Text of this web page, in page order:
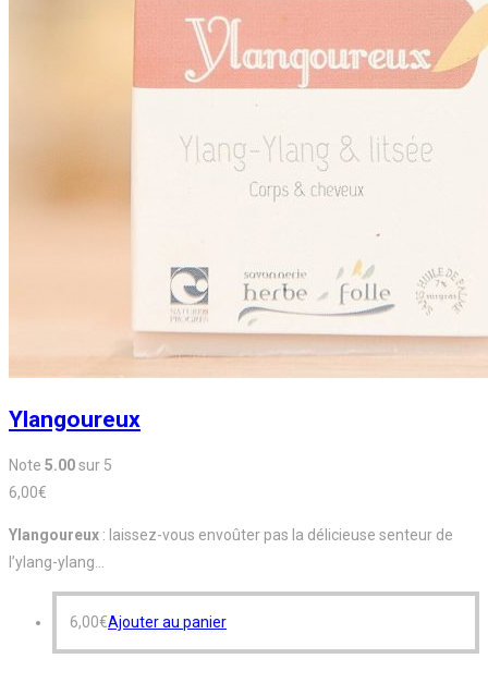
Ylangoureux
Note 5.00sur 5
6,00€
Ylangoureux : laissez-vous envoûter pas la délicieuse senteur de
l’ylang-ylang…
6,00€Ajouter au panier